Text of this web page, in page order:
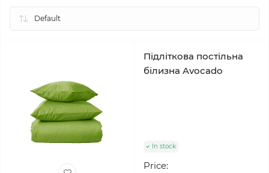
Підліткова постільна
білизна Avocado
In stock
Price: